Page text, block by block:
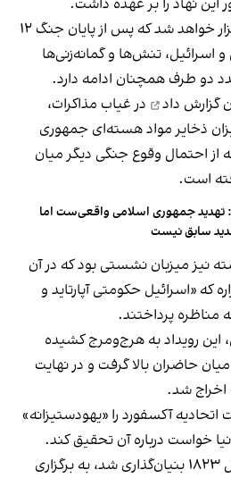
این نشست در شرایطی برگزار خواهد شد که پس از پایان جنگ ۱۲
اسرائیل، تنش‌ها و گمانه‌زنی‌ها
دو طرف همچنان ادامه دارد.
گزارش داد
در غیاب مذاکرات،
ذخایر مواد هسته‌ای جمهوری
از احتمال وقوع جنگی دیگر میان
است.
تهدید جمهوری اسلامی واقعی‌ست اما
سابق نیست
نیز میزبان نشستی بود که در آن
که «اسرائیل حکومتی آپارتاید و
پرداختند.
رویداد به هرج‌ومرج کشیده
حاضران بالا گرفت و در نهایت
اخراج شد.
آکسفورد را «یهودستیزانه»
خواست درباره آن تحقیق کند.
اتحادیه آکسفورد که در سال ۱۸۲۳ بنیان‌گذاری شد، به برگزاری